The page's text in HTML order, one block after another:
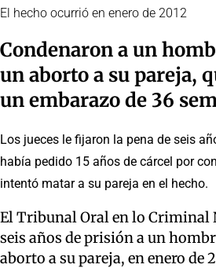
El hecho ocurrió en enero de 2012
Condenaron a un
un aborto a su pareja,
un embarazo de 36
Los jueces le fijaron la pena de seis
había pedido 15 años de cárcel por
intentó matar a su pareja en el hecho.
El Tribunal Oral en lo Criminal
seis años de prisión a un
aborto a su pareja, en enero de